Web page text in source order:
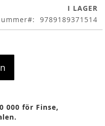
I LAGER
9789189371514
000 för Finse,